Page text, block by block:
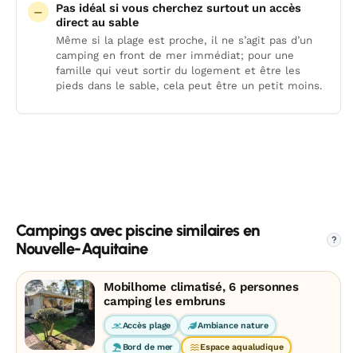
Pas idéal si vous cherchez surtout un accès
direct au sable
Même si la plage est proche, il ne s’agit pas d’un
camping en front de mer immédiat; pour une
famille qui veut sortir du logement et être les
pieds dans le sable, cela peut être un petit moins.
Campings avec piscine similaires en
Nouvelle-Aquitaine
?
Mobilhome climatisé, 6 personnes
camping les embruns
Accès plage Ambiance nature
Bord de mer Espace aqualudique